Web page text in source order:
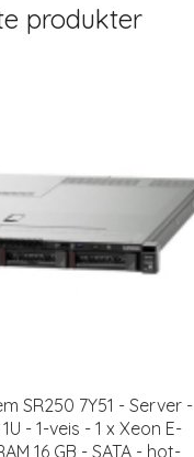
produkter
SR250 7Y51 - Server -
- 1-veis - 1 x Xeon E-
16 GB - SATA - hot-